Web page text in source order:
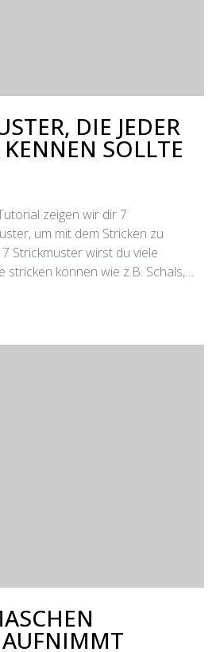
DIE JEDER
SOLLTE
zeigen wir dir 7
um mit dem Stricken zu
Strickmuster wirst du viele
stricken können wie z.B. Schals,…
AUFNIMMT